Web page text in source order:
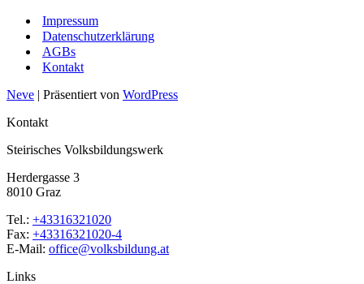
Impressum
Datenschutzerklärung
AGBs
Kontakt
Neve | Präsentiert von WordPress
Kontakt
Steirisches Volksbildungswerk
Herdergasse 3
8010 Graz
Tel.: +43316321020
Fax: +43316321020-4
E-Mail: office@volksbildung.at
Links